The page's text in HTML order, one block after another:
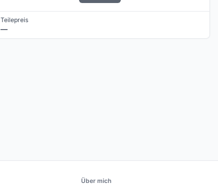
Teilepreis
—
Über mich